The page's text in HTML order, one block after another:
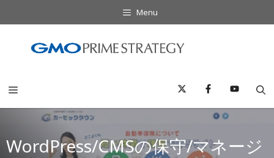
ン
プ
Menu
Menu
WordPress/CMSの保守/マネージ